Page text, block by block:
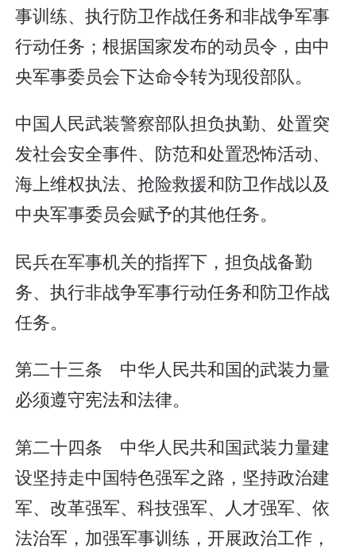
事训练、执行防卫作战任务和非战争军事
行动任务；根据国家发布的动员令，由中
央军事委员会下达命令转为现役部队。
中国人民武装警察部队担负执勤、处置突
发社会安全事件、防范和处置恐怖活动、
海上维权执法、抢险救援和防卫作战以及
中央军事委员会赋予的其他任务。
民兵在军事机关的指挥下，担负战备勤
务、执行非战争军事行动任务和防卫作战
任务。
第二十三条 中华人民共和国的武装力量
必须遵守宪法和法律。
第二十四条 中华人民共和国武装力量建
设坚持走中国特色强军之路，坚持政治建
军、改革强军、科技强军、人才强军、依
法治军，加强军事训练，开展政治工作，